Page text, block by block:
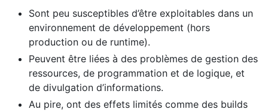
Sont peu susceptibles d’être exploitables dans un
environnement de développement (hors
production ou de runtime).
Peuvent être liées à des problèmes de gestion des
ressources, de programmation et de logique, et
de divulgation d’informations.
Au pire, ont des effets limités comme des builds